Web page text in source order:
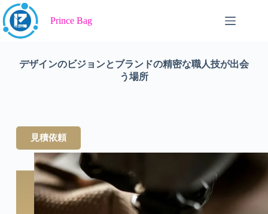
Prince Bag
卓越したハンドバッグ製造
デザインのビジョンとブランドの精密な職人技が出会
う場所
見積依頼